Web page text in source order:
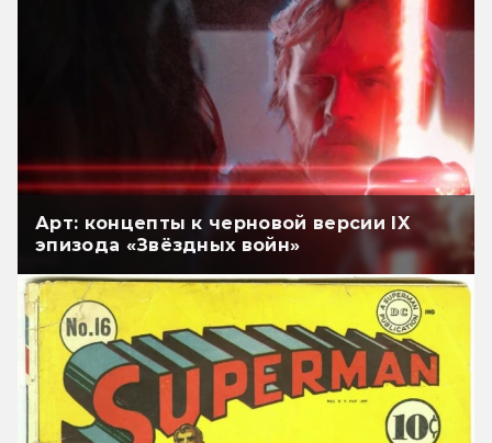
Арт: концепты к черновой версии IX
эпизода «Звёздных войн»